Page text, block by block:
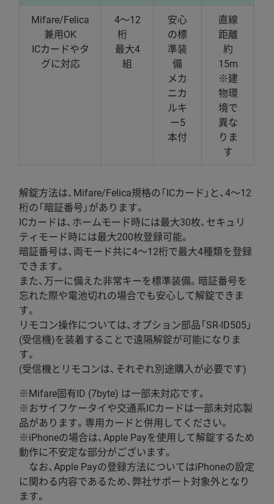
Mifare/Felica
兼用OK
ICカードやタ
グに対応
4～12
桁
最大4
組
安心
の標
準装
備
メカ
ニカ
ルキ
ー5
本付
直線
距離
約
15m
※建
物環
境で
異な
りま
す
解錠方法は、Mifare/Felica規格の「ICカード」と、4～12
桁の「暗証番号」があります。
ICカードは、ホームモード時には最大30枚、セキュリ
ティモード時には最大200枚登録可能。
暗証番号は、両モード共に4～12桁で最大4種類を登録
できます。
また、万一に備えた非常キーを標準装備。暗証番号を
忘れた際や電池切れの場合でも安心して解錠できま
す。
リモコン操作については、オプション部品「SR-ID505」
(受信機)を装着することで遠隔解錠が可能になりま
す。
(受信機とリモコンは、それぞれ別途購入が必要です)
※Mifare固有ID (7byte) は一部未対応です。
※おサイフケータイや交通系ICカードは一部未対応製
品があります。専用カードと併用してください。
※iPhoneの場合は、Apple Payを使用して解錠するため
動作に不安定な部分がございます。
なお、Apple Payの登録方法についてはiPhoneの設定
に関わる内容であるため、弊社サポート対象外となり
ます。